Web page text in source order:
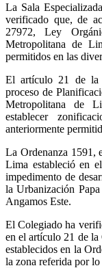
La Sala
verificado que, de
27972, Ley
Metropolitana de
permitidos en las
El artículo 21 de la
proceso de
Metropolitana de
establecer
anteriormente
La Ordenanza 1591,
Lima estableció en
impedimento de
la Urbanización
Angamos Este.
El Colegiado ha
en el artículo 21 de
establecidos en la
la zona referida por